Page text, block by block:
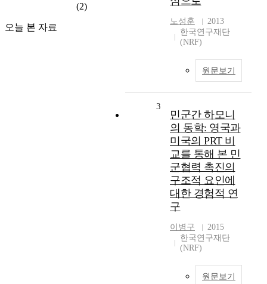
(2)
오늘 본 자료
노성훈
2013
한국연구재단
(NRF)
원문보기
3
민군간 하모니
의 동학: 영국과
미국의 PRT 비
교를 통해 본 민
군협력 촉진의
구조적 요인에
대한 경험적 연
구
이병구
2015
한국연구재단
(NRF)
원문보기